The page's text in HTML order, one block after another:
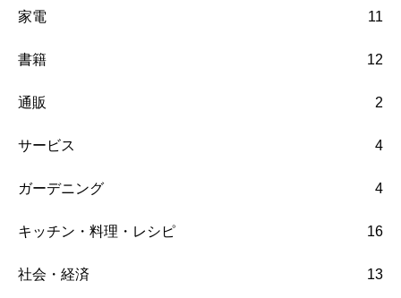
家電 11
書籍 12
通販 2
サービス 4
ガーデニング 4
キッチン・料理・レシピ 16
社会・経済 13